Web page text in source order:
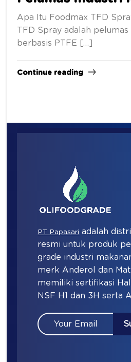
Apa Itu Foodmax TFD
TFD Spray adalah
berbasis PTFE […]
Continue reading
PT Papasari adalah
resmi untuk produk
grade industri
merk Anderol dan
memiliki sertifikasi
NSF H1 dan 3H serta